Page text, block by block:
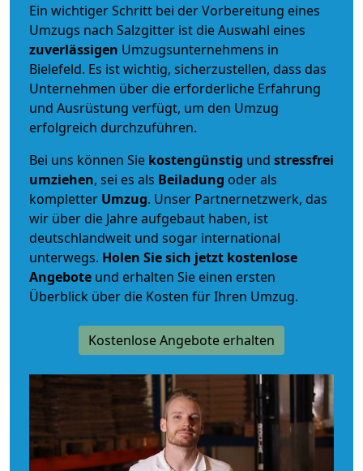
Ein wichtiger Schritt bei der Vorbereitung eines
Umzugs nach Salzgitter ist die Auswahl eines
zuverlässigen Umzugsunternehmens in
Bielefeld. Es ist wichtig, sicherzustellen, dass das
Unternehmen über die erforderliche Erfahrung
und Ausrüstung verfügt, um den Umzug
erfolgreich durchzuführen.
Bei uns können Sie kostengünstig und stressfrei
umziehen, sei es als Beiladung oder als
kompletter Umzug. Unser Partnernetzwerk, das
wir über die Jahre aufgebaut haben, ist
deutschlandweit und sogar international
unterwegs. Holen Sie sich jetzt kostenlose
Angebote und erhalten Sie einen ersten
Überblick über die Kosten für Ihren Umzug.
Kostenlose Angebote erhalten